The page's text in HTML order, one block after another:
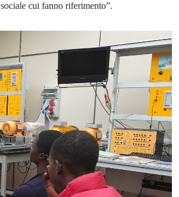
cui fanno riferimento”.